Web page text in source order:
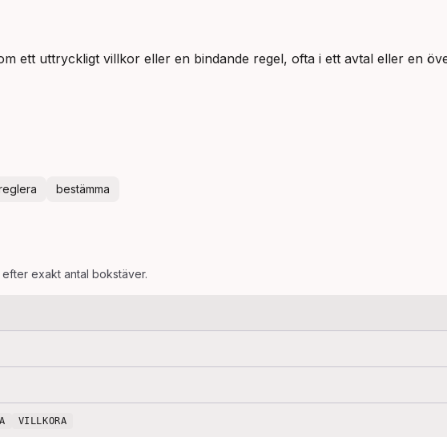
ett uttryckligt villkor eller en bindande regel, ofta i ett avtal eller en
bestämma
efter exakt antal bokstäver.
VILLKORA